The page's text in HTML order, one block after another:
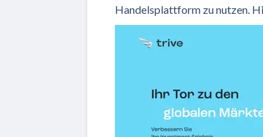
Handelsplattform zu nutzen.